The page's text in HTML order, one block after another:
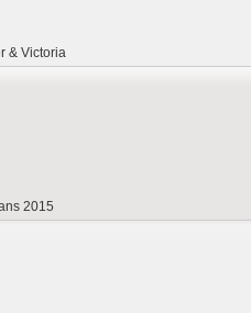
& Victoria
2015